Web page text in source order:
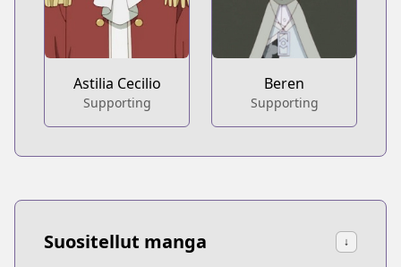
Astilia Cecilio
Supporting
Beren
Supporting
Suositellut manga ↓